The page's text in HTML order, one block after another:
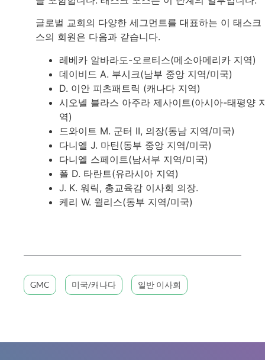
글로벌 교회의 다양한 세그먼트를 대표하는 이 태스크
스의 회원은 다음과 같습니다.
레베카 알바라도-오르티스(메소아메리카 지역)
데이비드 A. 부시크(남부 중앙 지역/미국)
D. 이안 피츠패트릭 (캐나다 지역)
시오넬 블라스 아주라 제사이트(아시아-태평양
역)
드와이트 M. 군터 II, 의장(동남 지역/미국)
다니엘 J. 마틴(동부 중앙 지역/미국)
다니엘 스페이트(남서부 지역/미국)
폴 D. 타란트(유라시아 지역)
J. K. 워릭, 총교육감 이사회 의장.
케리 W. 윌리스(동부 지역/미국)
GMC 미국/캐나다 일반 이사회